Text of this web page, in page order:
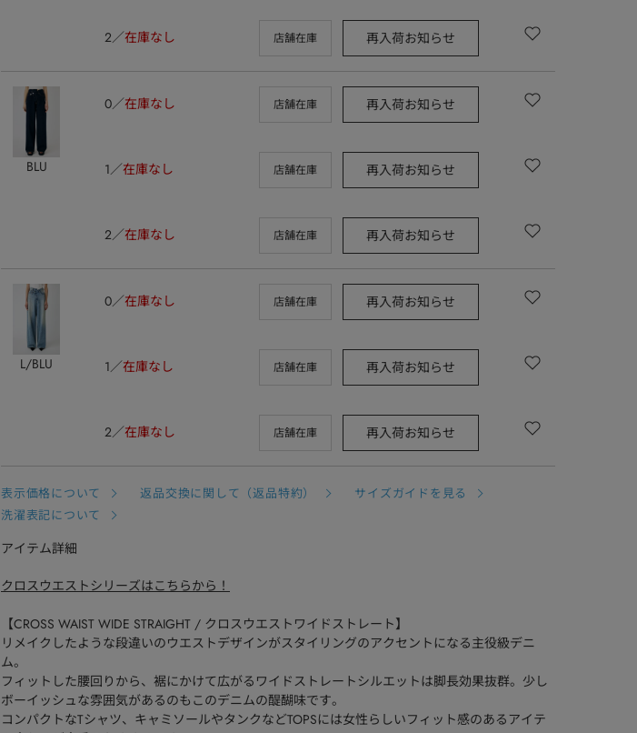
2 在庫なし 店舗在庫 再入荷お知らせ
BLU
0 在庫なし 店舗在庫 再入荷お知らせ
1 在庫なし 店舗在庫 再入荷お知らせ
2 在庫なし 店舗在庫 再入荷お知らせ
L/BLU
0 在庫なし 店舗在庫 再入荷お知らせ
1 在庫なし 店舗在庫 再入荷お知らせ
2 在庫なし 店舗在庫 再入荷お知らせ
表示価格について 返品交換に関して（返品特約）
サイズガイドを見る
洗濯表記について
アイテム詳細
クロスウエストシリーズはこちらから！
【CROSS WAIST WIDE STRAIGHT / クロスウエストワイドストレート】
リメイクしたような段違いのウエストデザインがスタイリングのアクセントになる主役級デニ
ム。
フィットした腰回りから、裾にかけて広がるワイドストレートシルエットは脚長効果抜群。少し
ボーイッシュな雰囲気があるのもこのデニムの醍醐味です。
コンパクトなTシャツ、キャミソールやタンクなどTOPSには女性らしいフィット感のあるアイテ